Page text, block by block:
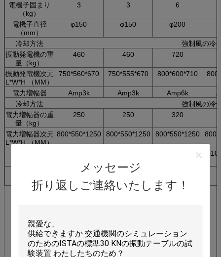
メッセージ
折り返しご連絡いたします！
電機子固まり
（kg）
3 3 6
電機子直径
（mm）
φ150 φ150 φ200
冷却方法
強制風の冷
振動発電機の重
量（kg）
460 460 720
振動発電機次元
L*W*H （MM）
750*560*670 750*555*670 800*600*710
電力増幅器 Amp3k Amp3k Amp6k
冷却方法
強制風の冷
電力増幅器の重
量（kg）
250 250 320
電力増幅器次元
L*W*H （MM）
800*550*1250 800*550*1250 800*550*1250
3段階AC380V
（KW）